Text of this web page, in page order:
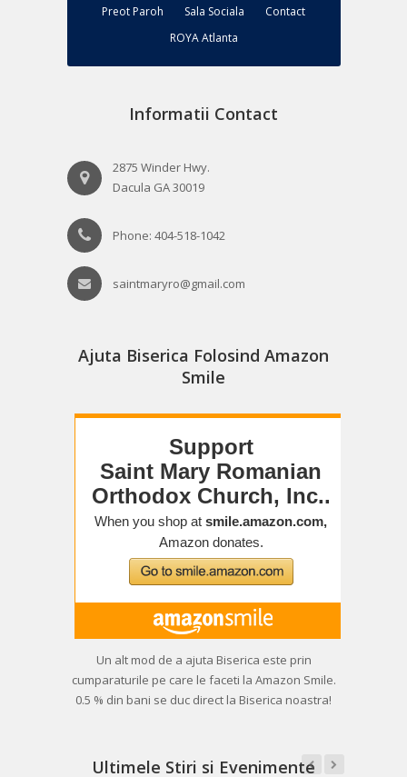
Preot Paroh
Sala Sociala
Contact
ROYA Atlanta
Informatii Contact
2875 Winder Hwy.
Dacula GA 30019
Phone: 404-518-1042
saintmaryro@gmail.com
Ajuta Biserica Folosind Amazon
Smile
Un alt mod de a ajuta Biserica este prin
cumparaturile pe care le faceti la Amazon Smile.
0.5 % din bani se duc direct la Biserica noastra!
Ultimele Stiri si Evenimente